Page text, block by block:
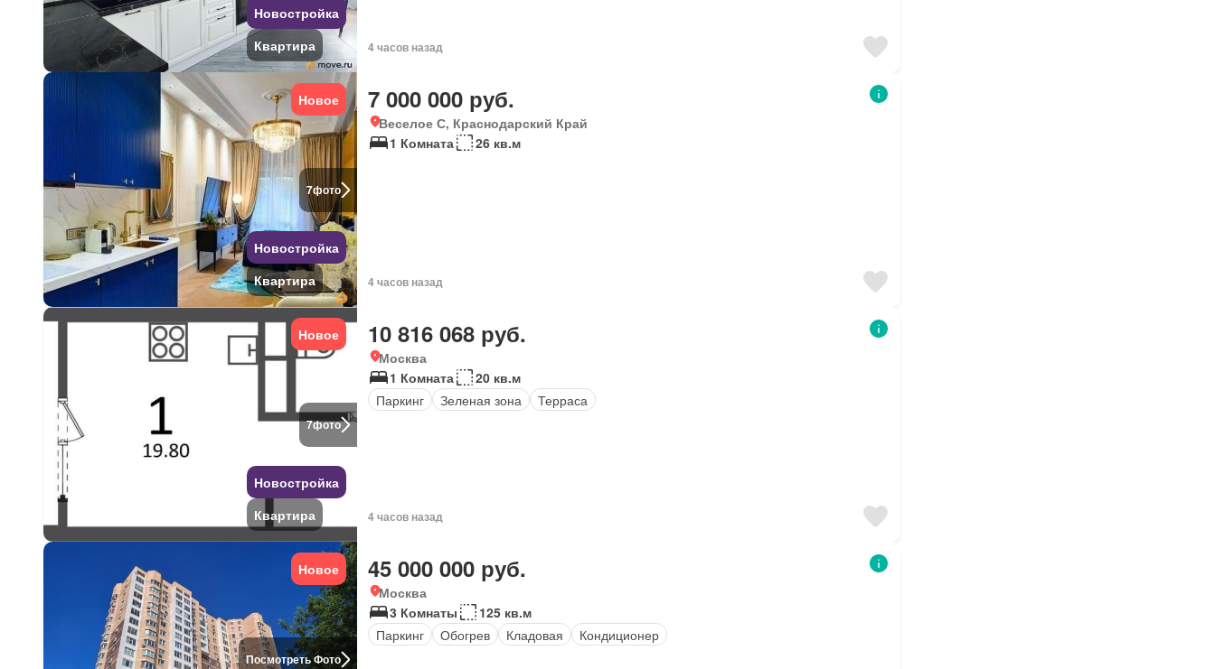
Новостройка
Квартира
4 часов назад
7фото
Новое
Новостройка
Квартира
7 000 000 руб.
Веселое С, Краснодарский Край
1 Комната
26 кв.м
4 часов назад
7фото
Новое
Новостройка
Квартира
10 816 068 руб.
Москва
1 Комната
20 кв.м
Паркинг
Зеленая зона Терраса
4 часов назад
Посмотреть Фото
Новое 45 000 000 руб.
Москва
3 Комнаты
125 кв.м
Паркинг
Обогрев Кладовая Кондиционер